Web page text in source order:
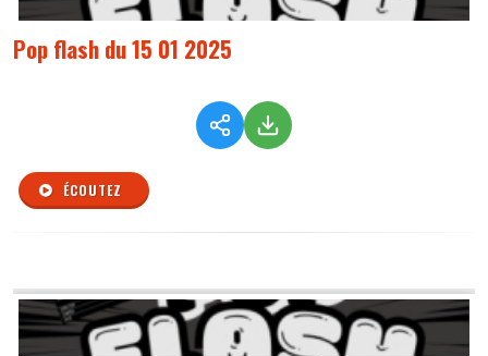
Pop flash du 15 01 2025
ÉCOUTEZ